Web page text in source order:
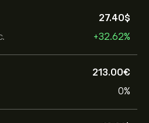
27.40‎$‎
+32.62%
213.00‎€‎
0%